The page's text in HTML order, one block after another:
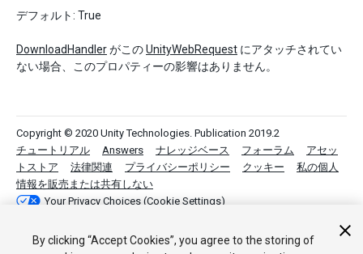
デフォルト: True
DownloadHandlerがこのUnityWebRequest にアタッチされてい
ない場合、このプロパティーの影響はありません。
Copyright © 2020 Unity Technologies. Publication 2019.2
チュートリアル
Answers ナレッジベース フォーラム
アセッ
トストア
法律関連 プライバシーポリシー クッキー
私の個人
情報を販売または共有しない
Your Privacy Choices (Cookie Settings)
By clicking “Accept Cookies”, you agree to the storing of